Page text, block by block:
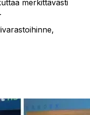
merkittävästi